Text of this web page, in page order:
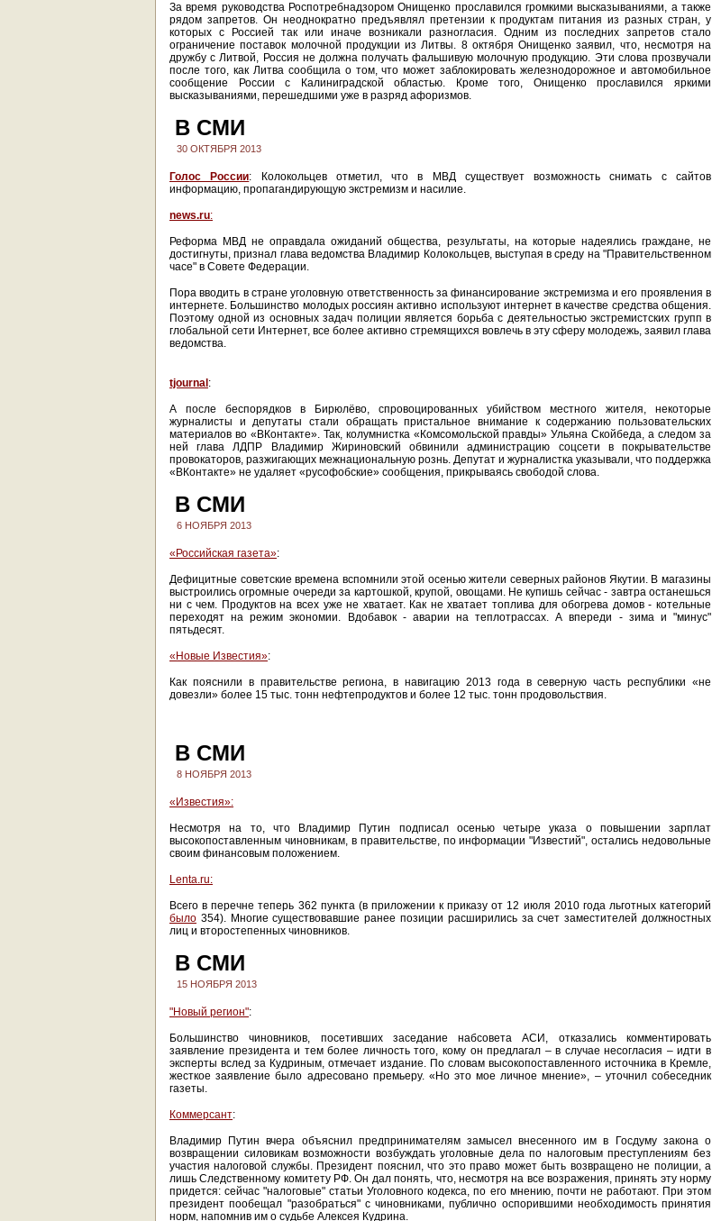
За время руководства Роспотребнадзором Онищенко прославился громкими высказываниями, а также
рядом запретов. Он неоднократно предъявлял претензии к продуктам питания из разных стран, у
которых с Россией так или иначе возникали разногласия. Одним из последних запретов стало
ограничение поставок молочной продукции из Литвы. 8 октября Онищенко заявил, что, несмотря на
дружбу с Литвой, Россия не должна получать фальшивую молочную продукцию. Эти слова прозвучали
после того, как Литва сообщила о том, что может заблокировать железнодорожное и автомобильное
сообщение России с Калиниградской областью. Кроме того, Онищенко прославился яркими
высказываниями, перешедшими уже в разряд афоризмов.
В СМИ
30 ОКТЯБРЯ 2013
Голос России: Колокольцев отметил, что в МВД существует возможность снимать с сайтов
информацию, пропагандирующую экстремизм и насилие.
news.ru:
Реформа МВД не оправдала ожиданий общества, результаты, на которые надеялись граждане, не
достигнуты, признал глава ведомства Владимир Колокольцев, выступая в среду на "Правительственном
часе" в Совете Федерации.
Пора вводить в стране уголовную ответственность за финансирование экстремизма и его проявления в
интернете. Большинство молодых россиян активно используют интернет в качестве средства общения.
Поэтому одной из основных задач полиции является борьба с деятельностью экстремистских групп в
глобальной сети Интернет, все более активно стремящихся вовлечь в эту сферу молодежь, заявил глава
ведомства.
tjournal :
А после беспорядков в Бирюлёво, спровоцированных убийством местного жителя, некоторые
журналисты и депутаты стали обращать пристальное внимание к содержанию пользовательских
материалов во «ВКонтакте». Так, колумнистка «Комсомольской правды» Ульяна Скойбеда, а следом за
ней глава ЛДПР Владимир Жириновский обвинили администрацию соцсети в покрывательстве
провокаторов, разжигающих межнациональную рознь. Депутат и журналистка указывали, что поддержка
«ВКонтакте» не удаляет «русофобские» сообщения, прикрываясь свободой слова.
В СМИ
6 НОЯБРЯ 2013
«Российская газета»:
Дефицитные советские времена вспомнили этой осенью жители северных районов Якутии. В магазины
выстроились огромные очереди за картошкой, крупой, овощами. Не купишь сейчас - завтра останешься
ни с чем. Продуктов на всех уже не хватает. Как не хватает топлива для обогрева домов - котельные
переходят на режим экономии. Вдобавок - аварии на теплотрассах. А впереди - зима и "минус"
пятьдесят.
«Новые Известия»:
Как пояснили в правительстве региона, в навигацию 2013 года в северную часть республики «не
довезли» более 15 тыс. тонн нефтепродуктов и более 12 тыс. тонн продовольствия.
В СМИ
8 НОЯБРЯ 2013
«Известия»:
Несмотря на то, что Владимир Путин подписал осенью четыре указа о повышении зарплат
высокопоставленным чиновникам, в правительстве, по информации "Известий", остались недовольные
своим финансовым положением.
Lenta.ru:
Всего в перечне теперь 362 пункта (в приложении к приказу от 12 июля 2010 года льготных категорий
было 354). Многие существовавшие ранее позиции расширились за счет заместителей должностных
лиц и второстепенных чиновников.
В СМИ
15 НОЯБРЯ 2013
"Новый регион":
Большинство чиновников, посетивших заседание набсовета АСИ, отказались комментировать
заявление президента и тем более личность того, кому он предлагал – в случае несогласия – идти в
эксперты вслед за Кудриным, отмечает издание. По словам высокопоставленного источника в Кремле,
жесткое заявление было адресовано премьеру. «Но это мое личное мнение», – уточнил собеседник
газеты.
Коммерсант:
Владимир Путин вчера объяснил предпринимателям замысел внесенного им в Госдуму закона о
возвращении силовикам возможности возбуждать уголовные дела по налоговым преступлениям без
участия налоговой службы. Президент пояснил, что это право может быть возвращено не полиции, а
лишь Следственному комитету РФ. Он дал понять, что, несмотря на все возражения, принять эту норму
придется: сейчас "налоговые" статьи Уголовного кодекса, по его мнению, почти не работают. При этом
президент пообещал "разобраться" с чиновниками, публично оспорившими необходимость принятия
норм, напомнив им о судьбе Алексея Кудрина.